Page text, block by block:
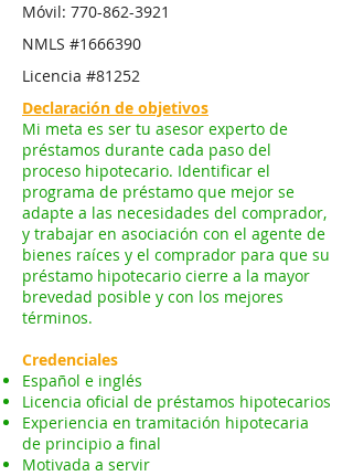
Móvil: 770-862-3921
NMLS #1666390
Licencia #81252
Declaración de objetivos
Mi meta es ser tu asesor experto de
préstamos durante cada paso del
proceso hipotecario. Identificar el
programa de préstamo que mejor se
adapte a las necesidades del comprador,
y trabajar en asociación con el agente de
bienes raíces y el comprador para que su
préstamo hipotecario cierre a la mayor
brevedad posible y con los mejores
términos.
Credenciales
Español e inglés
Licencia oficial de préstamos hipotecarios
Experiencia en tramitación hipotecaria
de principio a final
Motivada a servir